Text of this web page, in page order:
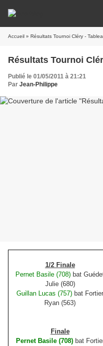
Accueil » Résultats Tournoi Cléry -
Résultats Tournoi
Publié le 01/05/2011 à 21:21
Par Jean-Philippe
1/2 Finale
Pernet Basile (708) bat
Julie (680)
Guillan Lucas (757) bat Fortier
Ryan (563)
Finale
Pernet Basile (708)bat